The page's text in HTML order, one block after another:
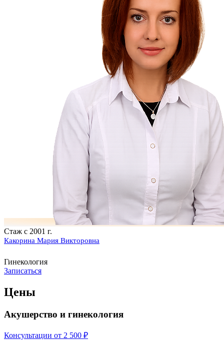
Стаж с 2001 г.
Какорина Мария Викторовна
Гинекология
Записаться
Цены
Акушерство и гинекология
Консультации от 2 500 ₽